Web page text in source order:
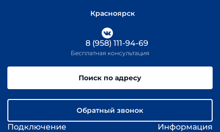
Красноярск
Подключение Информация
8 (958) 111-94-69
Бесплатная консультация
Поиск по адресу
Обратный звонок